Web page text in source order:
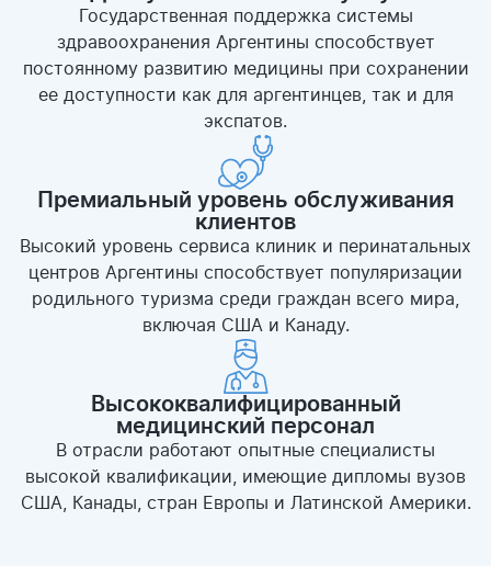
Государственная поддержка системы
здравоохранения Аргентины способствует
постоянному развитию медицины при сохранении
ее доступности как для аргентинцев, так и для
экспатов.
Премиальный уровень обслуживания
клиентов
Высокий уровень сервиса клиник и перинатальных
центров Аргентины способствует популяризации
родильного туризма среди граждан всего мира,
включая США и Канаду.
Высококвалифицированный
медицинский персонал
В отрасли работают опытные специалисты
высокой квалификации, имеющие дипломы вузов
США, Канады, стран Европы и Латинской Америки.